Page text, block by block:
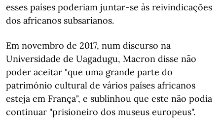
esses países poderiam juntar-se às reivindicações
dos africanos subsarianos.
Em novembro de 2017, num discurso na
Universidade de Uagadugu, Macron disse não
poder aceitar "que uma grande parte do
património cultural de vários países africanos
esteja em França", e sublinhou que este não podia
continuar "prisioneiro dos museus europeus".